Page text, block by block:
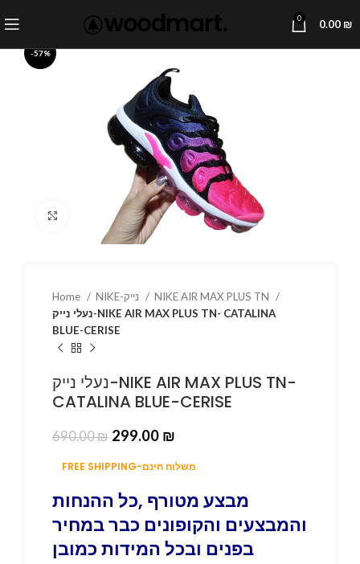
0 0.00 ₪
-57%
Click to enlarge
Home
NIKE AIR MAX PLUS TN
נעלי נייק-NIKE AIR MAX PLUS TN- CATALINA
BLUE-CERISE
נעלי נייק-NIKE AIR MAX PLUS TN-
CATALINA BLUE-CERISE
690.00₪ 299.00 ₪
FREE SHIPPING-משלוח חינם
מבצע מטורף ,כל ההנחות
והמבצעים והקופונים כבר במחיר
בפנים ובכל המידות כמובן